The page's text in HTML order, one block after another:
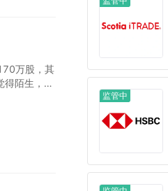
万股，其
陌生，不
媒深耕剧
监管中